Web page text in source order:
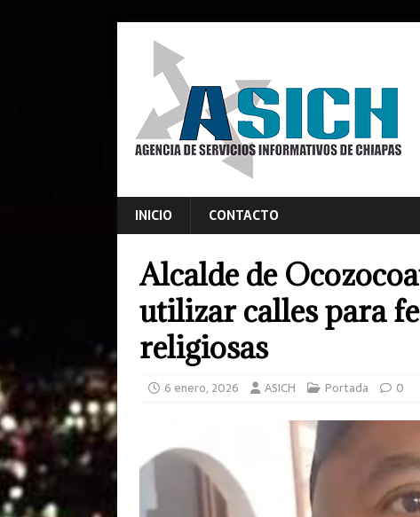
INICIO CONTACTO
Alcalde de
utilizar calles para
religiosas
6 enero, 2026 ASICH Portada 0